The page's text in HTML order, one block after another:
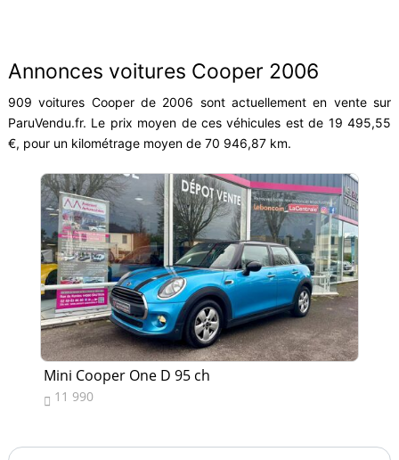
Annonces voitures Cooper 2006
909 voitures Cooper de 2006 sont actuellement en vente sur
ParuVendu.fr. Le prix moyen de ces véhicules est de 19 495,55
€, pour un kilométrage moyen de 70 946,87 km.
Mini Cooper One D 95 ch
 11 990